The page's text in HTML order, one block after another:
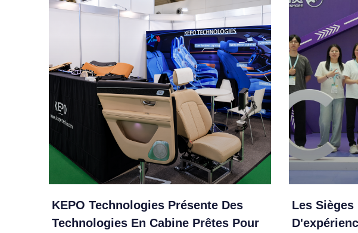
KEPO Technologies Présente Des
Technologies En Cabine Prêtes Pour
Les Sièges